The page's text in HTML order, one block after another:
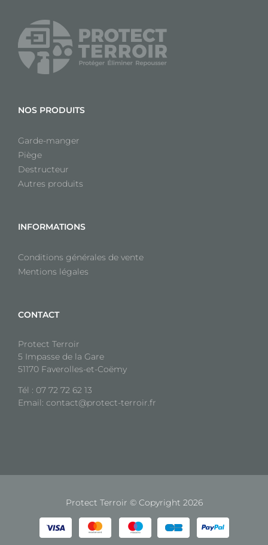
6 tiroirs
NOS PRODUITS
Garde-manger
Piège
Destructeur
Autres produits
INFORMATIONS
Conditions générales de vente
Mentions légales
CONTACT
Protect Terroir
5 Impasse de la Gare
51170 Faverolles-et-Coëmy
Tél : 07 72 72 62 13
Email: contact@protect-terroir.fr
Protect Terroir © Copyright 2026